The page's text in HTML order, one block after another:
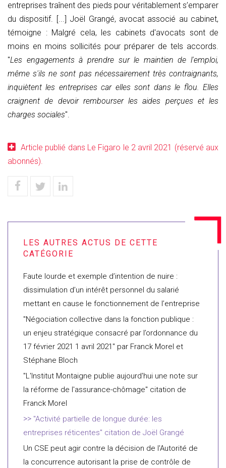
entreprises traînent des pieds pour véritablement s’emparer
du dispositif. [...] Joël Grangé, avocat associé au cabinet,
témoigne : Malgré cela, les cabinets d'avocats sont de
moins en moins sollicités pour préparer de tels accords.
"Les engagements à prendre sur le maintien de l'emploi,
même s'ils ne sont pas nécessairement très contraignants,
inquiètent les entreprises car elles sont dans le flou. Elles
craignent de devoir rembourser les aides perçues et les
charges sociales".
Article publié dans Le Figaro le 2 avril 2021 (réservé aux
abonnés).
Faute lourde et exemple d’intention de nuire :
dissimulation d’un intérêt personnel du salarié
mettant en cause le fonctionnement de l’entreprise
"Négociation collective dans la fonction publique :
un enjeu stratégique consacré par l’ordonnance du
17 février 2021 1 avril 2021" par Franck Morel et
Stéphane Bloch
"L'Institut Montaigne publie aujourd'hui une note sur
la réforme de l'assurance-chômage" citation de
Franck Morel
"Activité partielle de longue durée: les
entreprises réticentes" citation de Joël Grangé
Un CSE peut agir contre la décision de l'Autorité de
la concurrence autorisant la prise de contrôle de